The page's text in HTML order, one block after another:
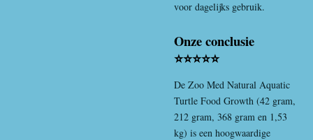
voor dagelijks gebruik.
Onze conclusie
⭐⭐⭐⭐⭐
De Zoo Med Natural Aquatic
Turtle Food Growth (42 gram,
212 gram, 368 gram en 1,53
kg) is een hoogwaardige